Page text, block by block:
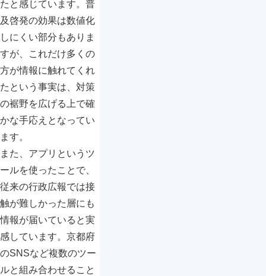
たと感じています。普
及啓発の効果は数値化
しにくい部分もありま
すが、これだけ多くの
方が情報に触れてくれ
たという事実は、対策
の裾野を広げる上で確
かな手応えとなってい
ます。
また、アプリというツ
ールを使ったことで、
従来の行政広報では接
触が難しかった層にも
情報が届いていると実
感しています。京都府
のSNSなど複数のツー
ルと組み合わせること